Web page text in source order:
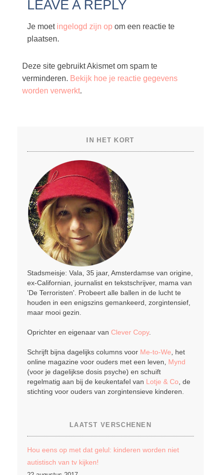
LEAVE A REPLY
Je moet ingelogd zijn opom een reactie te
plaatsen.
Deze site gebruikt Akismet om spam te
verminderen. Bekijk hoe je reactie gegevens
worden verwerkt.
IN HET KORT
Stadsmeisje: Vala, 35 jaar, Amsterdamse van origine,
ex-Californian, journalist en tekstschrijver, mama van
'De Terroristen'. Probeert alle ballen in de lucht te
houden in een enigszins gemankeerd, zorgintensief,
maar mooi gezin.
Oprichter en eigenaar van Clever Copy.
Schrijft bijna dagelijks columns voor Me-to-We, het
online magazine voor ouders met een leven, Mynd
(voor je dagelijkse dosis psyche) en schuift
regelmatig aan bij de keukentafel van Lotje & Co, de
stichting voor ouders van zorgintensieve kinderen.
LAATST VERSCHENEN
Hou eens op met dat gelul: kinderen worden niet
autistisch van tv kijken!